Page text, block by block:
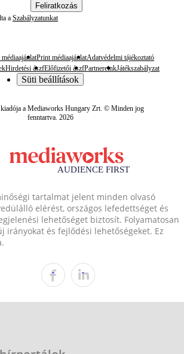
Feliratkozás
a Szabályzatunkat
Print médiaajánlatAdatvédelmi tájékoztató
Hirdetési ászfElőfizetői ászfPartnereinkJátékszabályzat
Süti beállítások
kiadója a Mediaworks Hungary Zrt. © Minden jog
fenntartva. 2026
tartalmat jelent minden olvasó
elérést, országos lefedettséget és
lehetőséget biztosít. Folyamatosan
irányokat és fejlődési lehetőségeket. Ez